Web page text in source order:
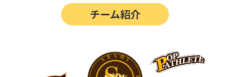
第12回 決勝戦の動画はこちらから
ポップアスリートカップ
チーム紹介